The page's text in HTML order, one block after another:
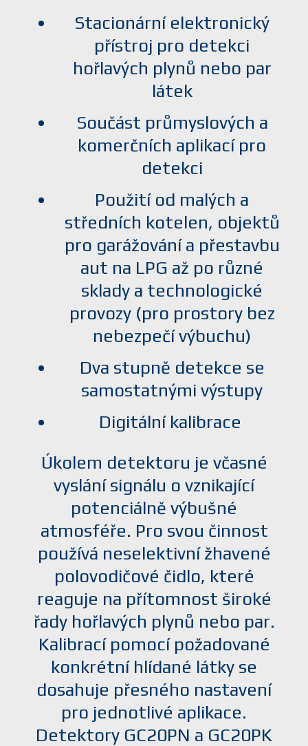
Stacionární elektronický
přístroj pro detekci
hořlavých plynů nebo par
látek
Součást průmyslových a
komerčních aplikací pro
detekci
Použití od malých a
středních kotelen, objektů
pro garážování a přestavbu
aut na LPG až po různé
sklady a technologické
provozy (pro prostory bez
nebezpečí výbuchu)
Dva stupně detekce se
samostatnými výstupy
Digitální kalibrace
Úkolem detektoru je včasné
vyslání signálu o vznikající
potenciálně výbušné
atmosféře. Pro svou činnost
používá neselektivní žhavené
polovodičové čidlo, které
reaguje na přítomnost široké
řady hořlavých plynů nebo par.
Kalibrací pomocí požadované
konkrétní hlídané látky se
dosahuje přesného nastavení
pro jednotlivé aplikace.
Detektory GC20PN a GC20PK